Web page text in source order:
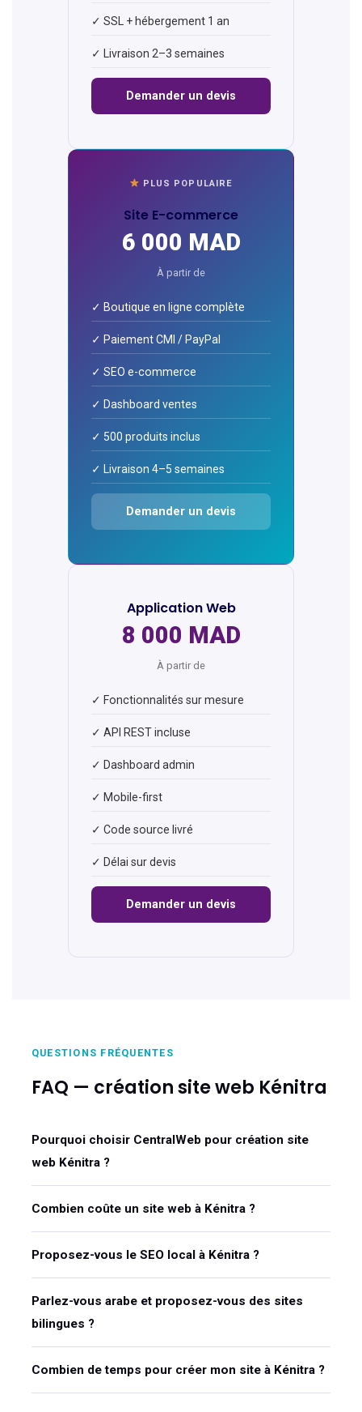
✓ SSL + hébergement 1 an
✓ Livraison 2–3 semaines
Demander un devis
PLUS POPULAIRE
Site E-commerce
6 000 MAD
À partir de
✓ Boutique en ligne complète
✓ Paiement CMI / PayPal
✓ SEO e-commerce
✓ Dashboard ventes
✓ 500 produits inclus
✓ Livraison 4–5 semaines
Demander un devis
Application Web
8 000 MAD
À partir de
✓ Fonctionnalités sur mesure
✓ API REST incluse
✓ Dashboard admin
✓ Mobile-first
✓ Code source livré
✓ Délai sur devis
Demander un devis
QUESTIONS FRÉQUENTES
FAQ — création site web Kénitra
Pourquoi choisir CentralWeb pour création site
web Kénitra ?
Combien coûte un site web à Kénitra ?
Proposez-vous le SEO local à Kénitra ?
Parlez-vous arabe et proposez-vous des sites
bilingues ?
Combien de temps pour créer mon site à Kénitra ?